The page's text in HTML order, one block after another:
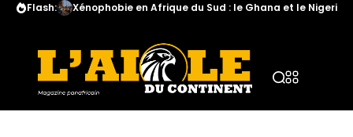
Flash: Xénophobie en Afrique du Sud : le Ghana et le Nigeria